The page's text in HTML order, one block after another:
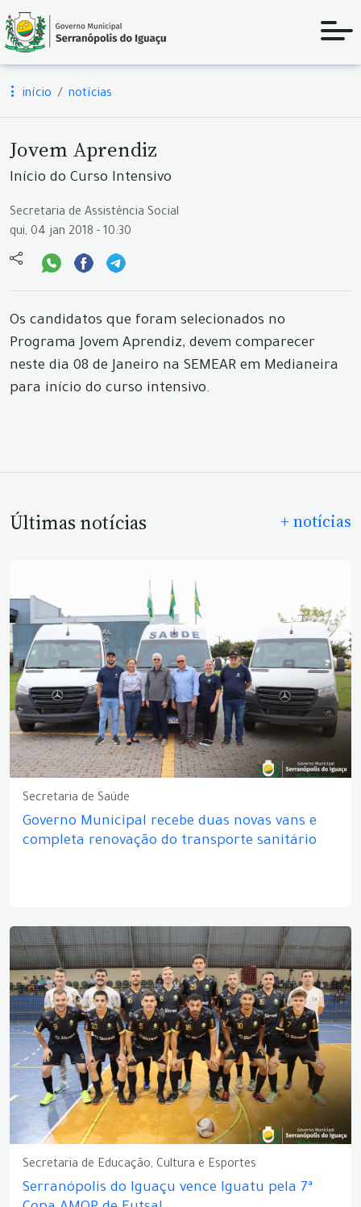
início notícias
Jovem Aprendiz
Início do Curso Intensivo
Secretaria de Assistência Social
qui, 04 jan 2018 - 10:30
Os candidatos que foram selecionados no
Programa Jovem Aprendiz, devem comparecer
neste dia 08 de Janeiro na SEMEAR em Medianeira
para início do curso intensivo.
Últimas notícias + notícias
Secretaria de Saúde
Governo Municipal recebe duas novas vans e
completa renovação do transporte sanitário
Secretaria de Educação, Cultura e Esportes
Serranópolis do Iguaçu vence Iguatu pela 7ª